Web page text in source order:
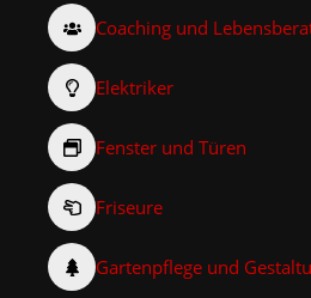
Coaching und
Elektriker
Fenster und Türen
Friseure
Gartenpflege und